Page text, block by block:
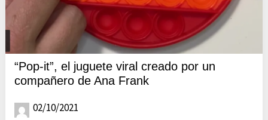
“Pop-it”, el juguete viral creado por un
compañero de Ana Frank
02/10/2021